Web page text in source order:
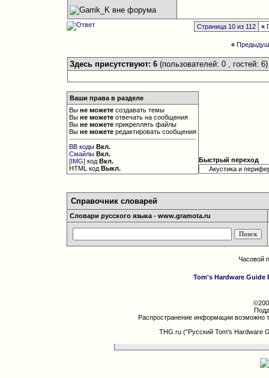
Страница 10 из 112 «
«
Здесь присутствуют: 6 (пользователей: 0 , гостей: 6)
Ваши права в разделе
Выне можете создавать темы
Выне можете отвечать на сообщения
Выне можете прикреплять файлы
Выне можете редактировать сообщения
BB коды Вкл.
Смайлы Вкл.
[IMG] кодВкл.
HTML кодВыкл.
Быстрый переход
Справочник словарей
Словари русского языка - www.gramota.ru
Часовой
Tom's Hardware Guide
Распространение информации возможно
THG.ru ("Русский Tom's Hardware